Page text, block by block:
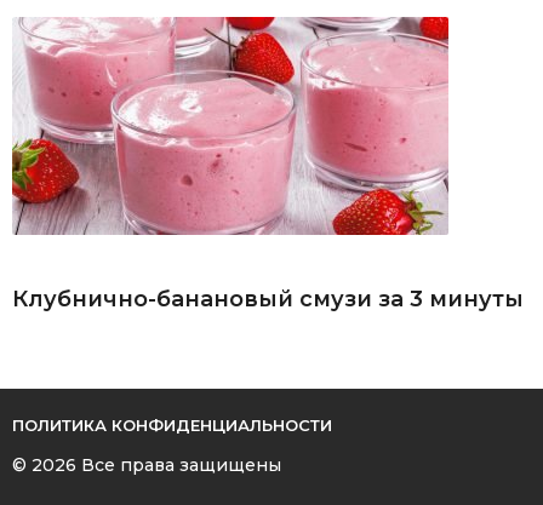
Клубнично-банановый смузи за 3 минуты
ПОЛИТИКА КОНФИДЕНЦИАЛЬНОСТИ
© 2026 Все права защищены